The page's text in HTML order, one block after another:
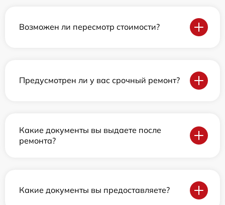
Возможен ли пересмотр стоимости?
Предусмотрен ли у вас срочный ремонт?
Какие документы вы выдаете после
ремонта?
Какие документы вы предоставляете?